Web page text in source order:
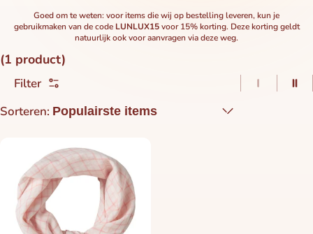
Goed om te weten: voor items die wij op bestelling leveren, kun je
gebruikmaken van de code LUNLUX15voor 15% korting. Deze korting geldt
natuurlijk ook voor aanvragen via deze weg.
(1 product)
Filter 1 item2
Sorteren: